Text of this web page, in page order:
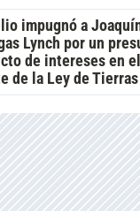
impugnó a
Lynch por un
de intereses en el
de la Ley de Tierras